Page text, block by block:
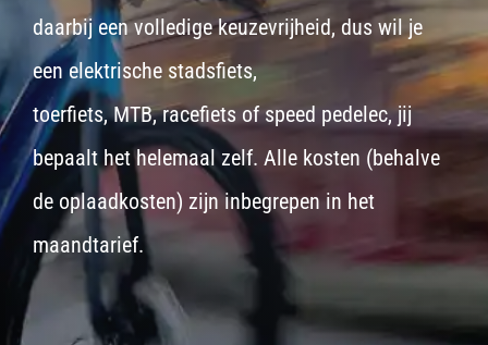
daarbij een volledige keuzevrijheid, dus wil je
eenelektrische stadsfiets,
toerfiets,MTB,racefietsof speed pedelec, jij
bepaalt het helemaal zelf. Alle kosten (behalve
de oplaadkosten) zijn inbegrepen in het
maandtarief.